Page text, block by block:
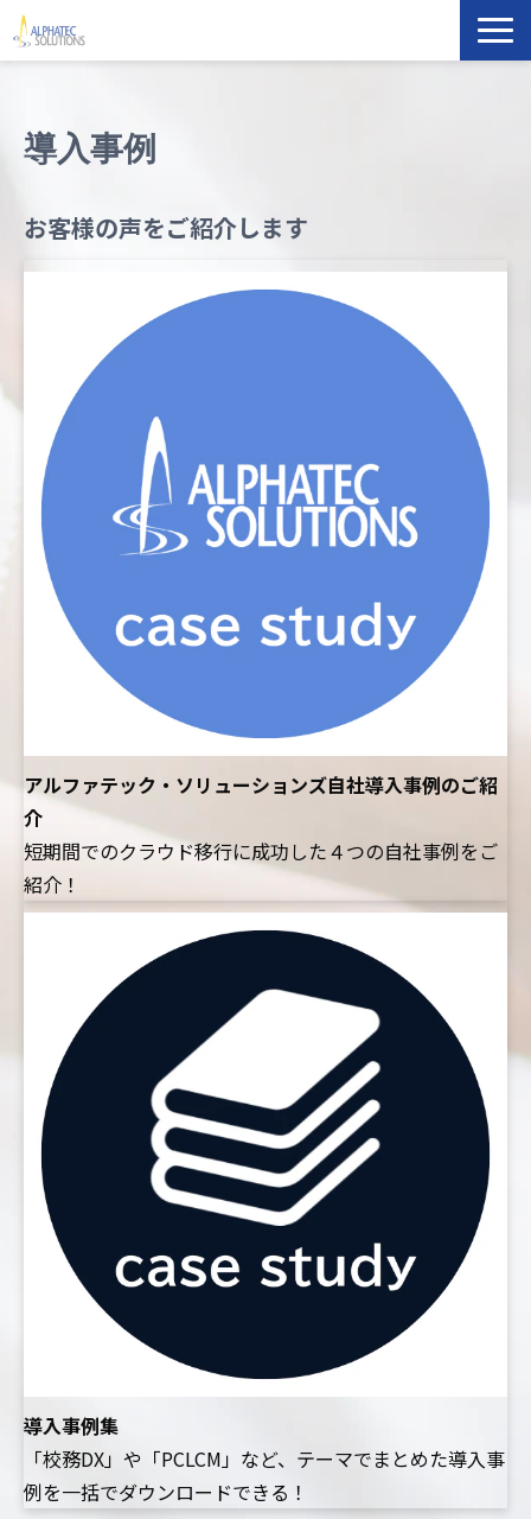
導入事例
イベント・セミナー
ATS Newsletter購読登録
企業情報
導入事例
お客様の声をご紹介します
アルファテック・ソリューションズ自社導入事例のご紹
介
短期間でのクラウド移行に成功した４つの自社事例をご
紹介！
導入事例集
「校務DX」や「PCLCM」など、テーマでまとめた導入事
例を一括でダウンロードできる！